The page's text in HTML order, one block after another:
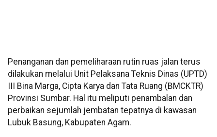
Penanganan dan pemeliharaan rutin ruas jalan terus
dilakukan melalui Unit Pelaksana Teknis Dinas (UPTD)
III Bina Marga, Cipta Karya dan Tata Ruang (BMCKTR)
Provinsi Sumbar. Hal itu meliputi penambalan dan
perbaikan sejumlah jembatan tepatnya di kawasan
Lubuk Basung, Kabupaten Agam.